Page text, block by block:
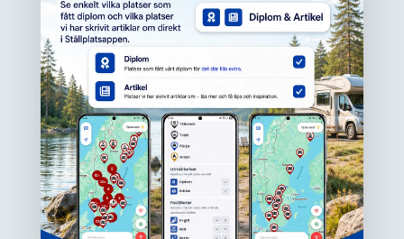
Ojdå!
Den här platsen hittades inte eller kunde
inte läsas in korrekt. Vänligen försök igen
Försök igen